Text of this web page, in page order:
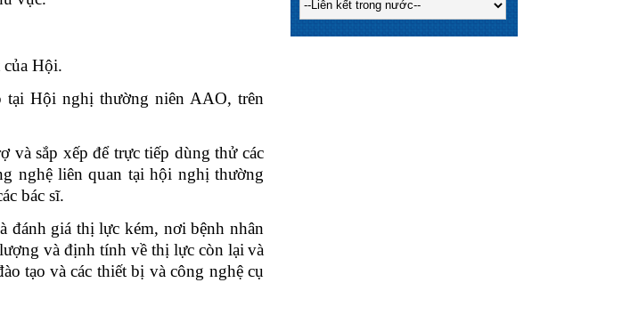
của Hội.
tại Hội nghị thường niên AAO, trên
và sắp xếp để trực tiếp dùng thử các
nghệ liên quan tại hội nghị thường
bác sĩ.
đánh giá thị lực kém, nơi bệnh nhân
và định tính về thị lực còn lại và
tạo và các thiết bị và công nghệ cụ